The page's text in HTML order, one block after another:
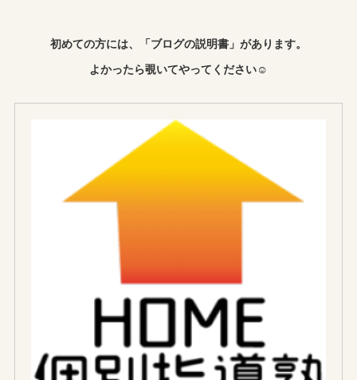
初めての方には、「ブログの説明書」があります。
よかったら覗いてやってください☺︎